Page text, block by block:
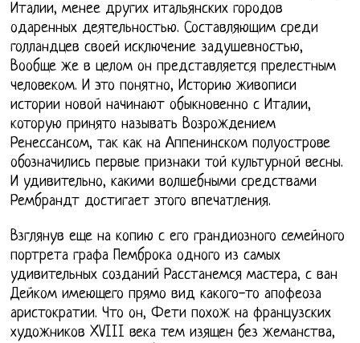
Италии, менее других итальянских городов
одаренных деятельностью. Составляющим среди
голландцев своей исключение задушевностью,
Вообще же в целом он представляется прелестным
человеком. И это понятно, Историю живописи
истории новой начинают обыкновенно с Италии,
которую принято называть Возрождением
Ренессансом, так как на Аппенинском полуострове
обозначились первые признаки той культурной весны.
И удивительно, какими волшебными средствами
Рембрандт достигает этого впечатления.
Взглянув еще на копию с его грандиозного семейного
портрета графа Пемброка одного из самых
удивительных созданий Расстанемся мастера, с ван
Дейком имеющего прямо вид какого-то апофеоза
аристократии. Что он, Фети похож на французских
художников XVIII века тем изящен без жеманства,